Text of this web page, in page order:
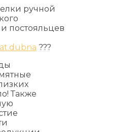
ручной
и постояльцев
???
Также